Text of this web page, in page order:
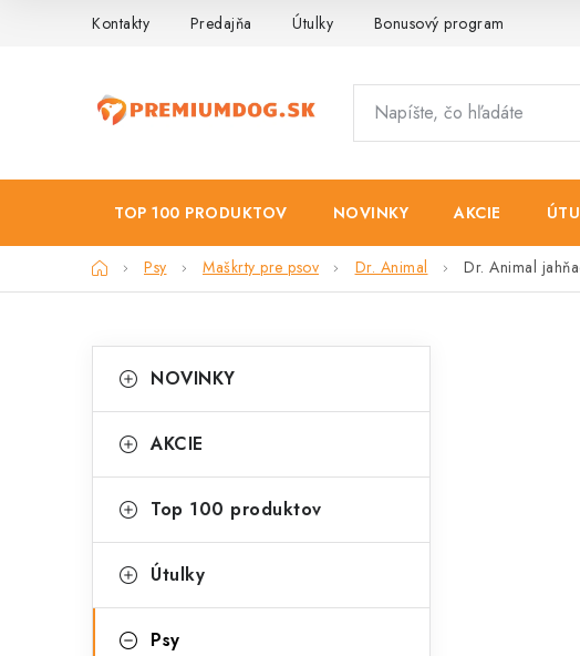
Kontakty Predajňa Útulky Bonusový program
TOP 100 PRODUKTOV NOVINKY AKCIE
DomovPsy Maškrty pre psov Dr. Animal Dr. Animal
o
n
ý
a
kategórie
a
e
ó
i
NOVINKY
AKCIE
Top 100 produktov
Útulky
Psy